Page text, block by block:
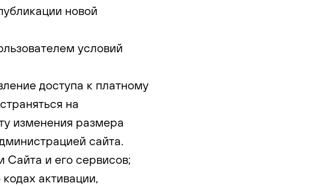
новой
условий
доступа к платному
на
изменения размера
сайта.
Сайта и его сервисов;
активации,